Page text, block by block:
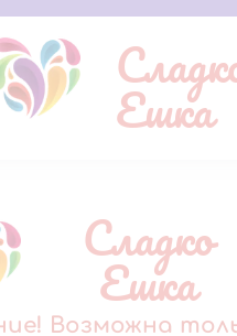
Ешка
Сладко
Ешка
Возможна